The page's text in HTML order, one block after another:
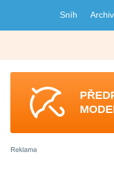
Sníh Archiv